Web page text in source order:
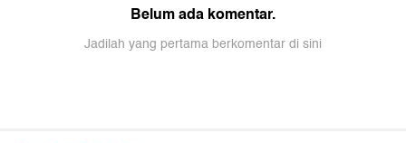
Belum ada komentar.
Jadilah yang pertama berkomentar di sini